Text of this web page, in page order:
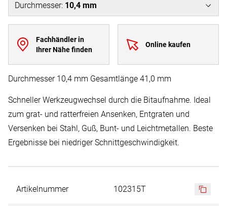
Durchmesser: 10,4 mm
Fachhändler in
Ihrer Nähe finden
Online kaufen
Durchmesser 10,4 mm Gesamtlänge 41,0 mm
Schneller Werkzeugwechsel durch die Bitaufnahme. Ideal
zum grat- und ratterfreien Ansenken, Entgraten und
Versenken bei Stahl, Guß, Bunt- und Leichtmetallen. Beste
Ergebnisse bei niedriger Schnittgeschwindigkeit.
Artikelnummer 102315T